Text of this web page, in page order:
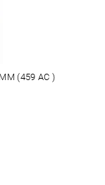
(459 AC )